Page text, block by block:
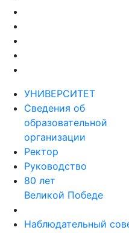
Сведения об
образовательной
организации
Ректор
Руководство
80 лет
Великой Победе
Пресс-служба